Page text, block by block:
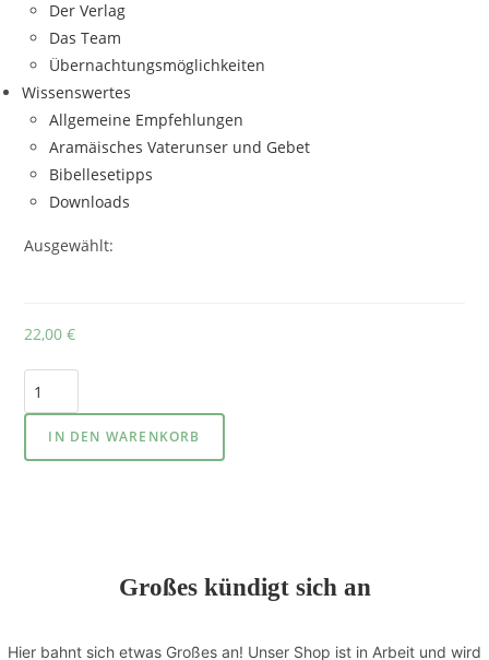
Der Verlag
Das Team
Übernachtungsmöglichkeiten
Wissenswertes
Allgemeine Empfehlungen
Aramäisches Vaterunser und Gebet
Bibellesetipps
Downloads
Ausgewählt:
22,00€
Anzahl
IN DEN WARENKORB
Großes kündigt sich an
Hier bahnt sich etwas Großes an! Unser Shop ist in Arbeit und wird